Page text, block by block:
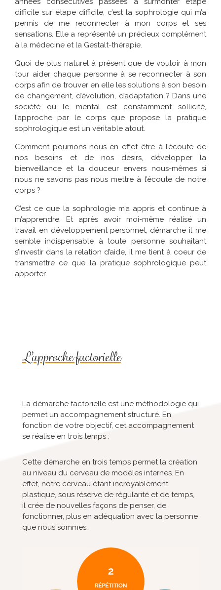
difficile sur étape difficile, c’est la sophrologie qui m’a
permis de me reconnecter à mon corps et ses
sensations. Elle a représenté un précieux complément
à la médecine et la Gestalt-thérapie.
Quoi de plus naturel à présent que de vouloir à mon
tour aider chaque personne à se reconnecter à son
corps afin de trouver en elle les solutions à son besoin
de changement, d’évolution, d’adaptation ? Dans une
société où le mental est constamment sollicité,
l’approche par le corps que propose la pratique
sophrologique est un véritable atout.
Comment pourrions-nous en effet être à l’écoute de
nos besoins et de nos désirs, développer la
bienveillance et la douceur envers nous-mêmes si
nous ne savons pas nous mettre à l’écoute de notre
corps ?
C’est ce que la sophrologie m’a appris et continue à
m’apprendre. Et après avoir moi-même réalisé un
travail en développement personnel, démarche il me
semble indispensable à toute personne souhaitant
s’investir dans la relation d’aide, il me tient à coeur de
transmettre ce que la pratique sophrologique peut
apporter.
L’approche factorielle
La démarche factorielle est une méthodologie qui
permet un accompagnement structuré. En
fonction de votre objectif, cet accompagnement
se réalise en trois temps :
Cette démarche en trois temps permet la création
au niveau du cerveau de modèles internes. En
effet, notre cerveau étant incroyablement
plastique, sous réserve de régularité et de temps,
il crée de nouvelles façons de penser, de
fonctionner, plus en adéquation avec la personne
que nous sommes.